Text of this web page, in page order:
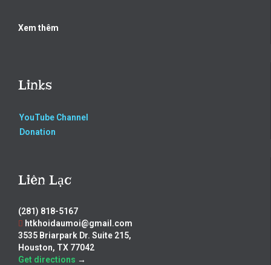
Xem thêm
Links
YouTube Channel
Donation
Liên Lạc
(281) 818-5167
htkhoidaumoi@gmail.com
3535 Briarpark Dr. Suite 215,
Houston, TX 77042
Get directions →